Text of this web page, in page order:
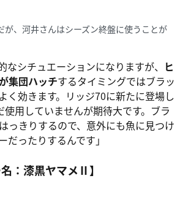
が、河井さんはシーズン終盤に使うことが
なシチュエーションになりますが、
ヒ
集団ハッチするタイミングではブラッ
く効きます。リッジ70に新たに登場し
使用していませんが期待大です。ブラ
っきりするので、意外にも魚に見つけ
だったりするんです」
：漆黒ヤマメⅡ】